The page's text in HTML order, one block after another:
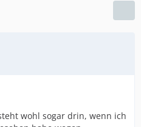
wohl sogar drin, wenn ich